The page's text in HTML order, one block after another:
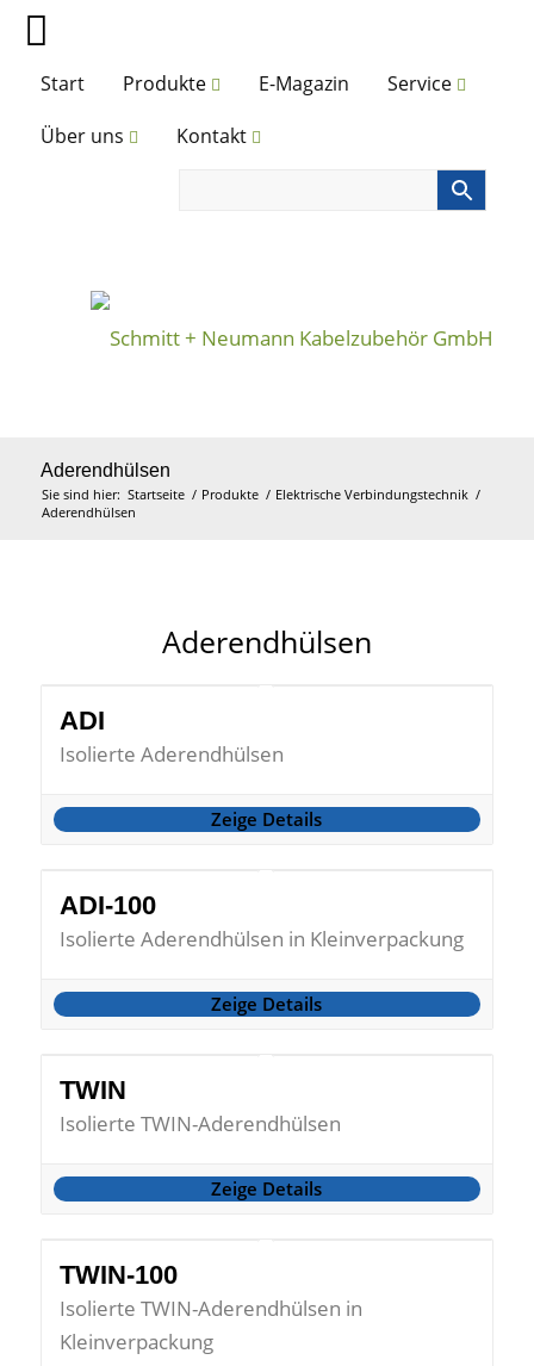
Start Produkte E-Magazin
Service
Über uns
Kontakt
Aderendhülsen
Sie sind hier: Startseite / Produkte / Elektrische Verbindungstechnik /
Aderendhülsen
Aderendhülsen
ADI
Isolierte Aderendhülsen
Zeige Details
ADI-100
Isolierte Aderendhülsen in Kleinverpackung
Zeige Details
TWIN
Isolierte TWIN-Aderendhülsen
Zeige Details
TWIN-100
Isolierte TWIN-Aderendhülsen in
Kleinverpackung